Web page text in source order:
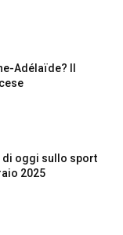
Adélaïde? Il
di oggi sullo sport
2025